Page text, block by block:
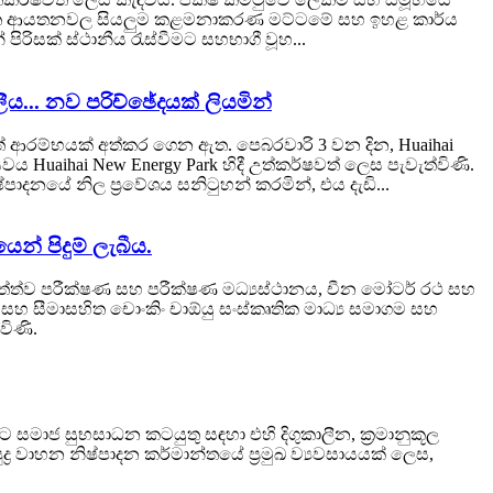
ආයතනවල සියලුම කළමනාකරණ මට්ටමේ සහ ඉහළ කාර්ය
ස්ථානීය රැස්වීමට සහභාගී වූහ...
නව පරිච්ඡේදයක් ලියමින්
අත්කර ගෙන ඇත. පෙබරවාරි 3 වන දින, Huaihai
New Energy Park හිදී උත්කර්ෂවත් ලෙස පැවැත්විණි.
නිල ප්‍රවේශය සනිටුහන් කරමින්, එය දැඩි...
පිදුම් ලැබීය.
තත්ත්ව පරීක්ෂණ සහ පරීක්ෂණ මධ්‍යස්ථානය, චීන මෝටර් රථ සහ
සීමාසහිත චොංකිං චාඕයු සංස්කෘතික මාධ්‍ය සමාගම සහ
සමාජ සුභසාධන කටයුතු සඳහා එහි දිගුකාලීන, ක්‍රමානුකූල
නිෂ්පාදන කර්මාන්තයේ ප්‍රමුඛ ව්‍යවසායයක් ලෙස,